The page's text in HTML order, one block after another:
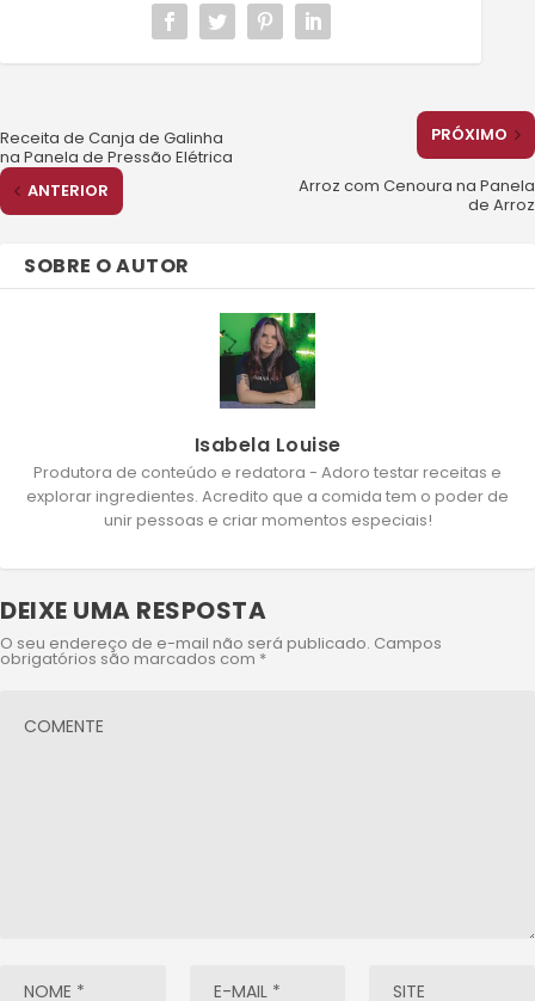
Receita de Canja de Galinha
na Panela de Pressão Elétrica
ANTERIOR
PRÓXIMO
Arroz com Cenoura na Panela
de Arroz
SOBRE O AUTOR
Isabela Louise
Produtora de conteúdo e redatora - Adoro testar receitas e
explorar ingredientes. Acredito que a comida tem o poder de
unir pessoas e criar momentos especiais!
DEIXE UMA RESPOSTA
O seu endereço de e-mail não será publicado. Campos
obrigatórios são marcados com *